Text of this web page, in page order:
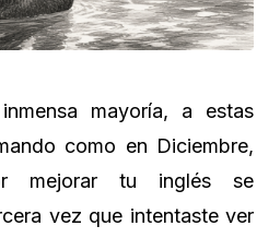
mayoría, a estas
como en Diciembre,
mejorar tu inglés se
vez que intentaste ver